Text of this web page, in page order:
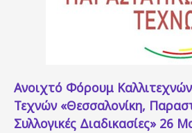
Ανοιχτό Φόρουμ
Τεχνών «Θεσσαλονίκη,
Συλλογικές Διαδικασίες» 26